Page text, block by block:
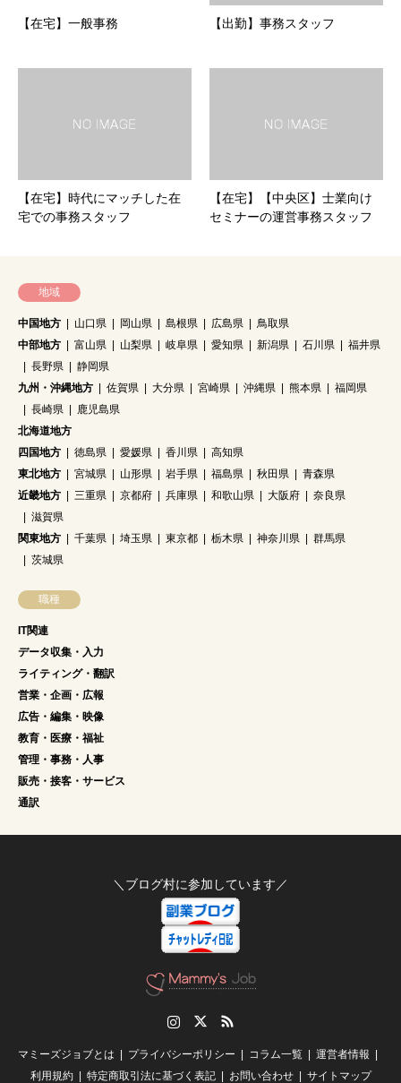
【在宅】一般事務 【出勤】事務スタッフ
【在宅】時代にマッチした在
宅での事務スタッフ
【在宅】【中央区】士業向け
セミナーの運営事務スタッフ
地域
中国地方 山口県 岡山県 島根県 広島県
鳥取県
中部地方
富山県 山梨県 岐阜県 愛知県 新潟県 石川県
福井県
長野県
静岡県
九州・沖縄地方
佐賀県 大分県 宮崎県 沖縄県 熊本県
福岡県
長崎県
鹿児島県
北海道地方
四国地方
徳島県 愛媛県 香川県
高知県
東北地方
宮城県 山形県 岩手県 福島県 秋田県
青森県
近畿地方
三重県 京都府 兵庫県 和歌山県 大阪府
奈良県
滋賀県
関東地方
千葉県 埼玉県 東京都 栃木県 神奈川県
群馬県
茨城県
職種
IT関連
データ収集・入力
ライティング・翻訳
営業・企画・広報
広告・編集・映像
教育・医療・福祉
管理・事務・人事
販売・接客・サービス
通訳
＼ブログ村に参加しています／
マミーズジョブとは プライバシーポリシー コラム一覧
運営者情報
利用規約
特定商取引法に基づく表記 お問い合わせ サイトマップ